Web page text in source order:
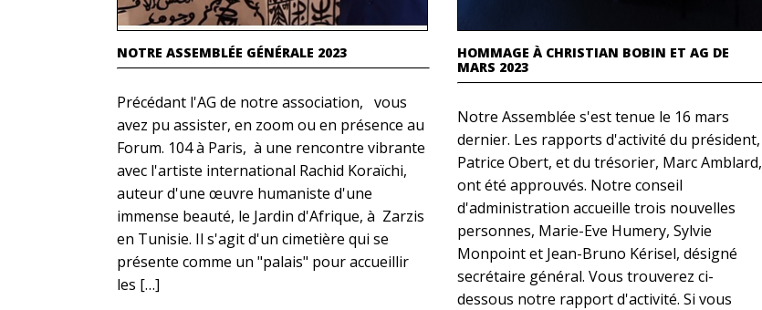
NOTRE ASSEMBLÉE GÉNÉRALE 2023
Précédant l'AG de notre association, vous
avez pu assister, en zoom ou en présence au
Forum. 104 à Paris, à une rencontre vibrante
avec l'artiste international Rachid Koraïchi,
auteur d'une œuvre humaniste d'une
immense beauté, le Jardin d'Afrique, à Zarzis
en Tunisie. Il s'agit d'un cimetière qui se
présente comme un "palais" pour accueillir
les […]
HOMMAGE À CHRISTIAN BOBIN ET AG DE
MARS 2023
Notre Assemblée s'est tenue le 16 mars
dernier. Les rapports d'activité du président,
Patrice Obert, et du trésorier, Marc Amblard,
ont été approuvés. Notre conseil
d'administration accueille trois nouvelles
personnes, Marie-Eve Humery, Sylvie
Monpoint et Jean-Bruno Kérisel, désigné
secrétaire général. Vous trouverez ci-
dessous notre rapport d'activité. Si vous